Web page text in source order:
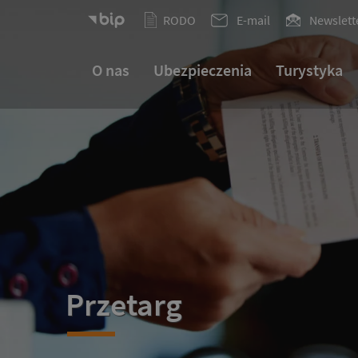
RODO E-mail
O nas Ubezpieczenia Turystyka
Przetarg